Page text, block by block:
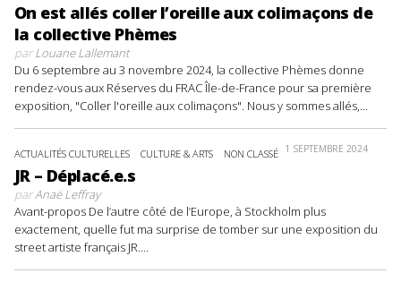
On est allés coller l’oreille aux colimaçons de
la collective Phèmes
parLouane Lallemant
Du 6 septembre au 3 novembre 2024, la collective Phèmes donne
rendez-vous aux Réserves du FRAC Île-de-France pour sa première
exposition, "Coller l'oreille aux colimaçons". Nous y sommes allés,...
ACTUALITÉS CULTURELLES CULTURE & ARTS NON CLASSÉ 1 SEPTEMBRE 2024
JR – Déplacé.e.s
parAnaë Leffray
Avant-propos De l’autre côté de l’Europe, à Stockholm plus
exactement, quelle fut ma surprise de tomber sur une exposition du
street artiste français JR....